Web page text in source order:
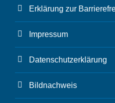
Erklärung zur
Impressum
Datenschutzerklärung
Bildnachweis